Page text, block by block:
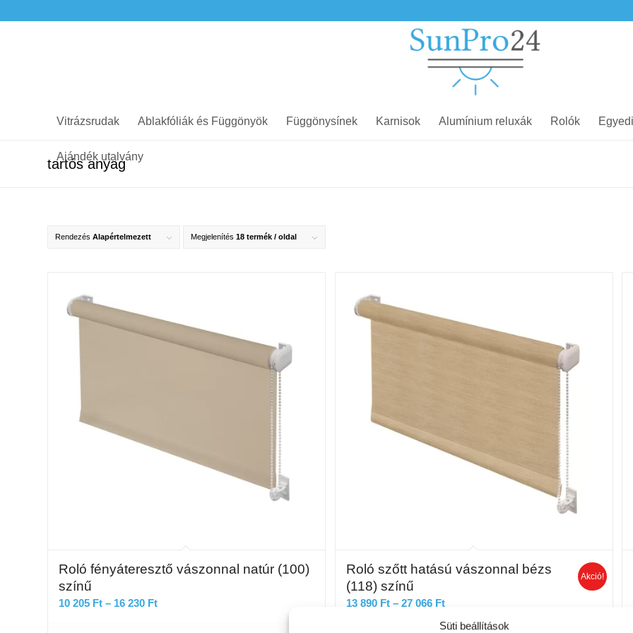
Süti beállítások
Vitrázsrudak Ablakfóliák és Függönyök Függönysínek Karnisok Alumínium reluxák Rolók
Ajándék utalvány
tartós anyag
Rendezés Alapértelmezett Megjelenítés 18 termék / oldal
Roló fényáteresztő vászonnal natúr (100)
színű
10 205 Ft – 16 230 FtÁrtartomány:
Roló szőtt hatású vászonnal bézs
(118) színű
13 890 Ft – 27 066 FtÁrtartomány:
13
Akció!